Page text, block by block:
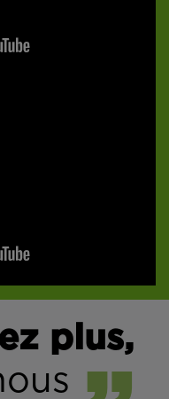
plus,